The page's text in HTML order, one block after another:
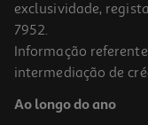
Livro Gatita Catita -
8.91 €/un
exclusividade,
7952.
Informação
intermediação de
Ao longo do ano